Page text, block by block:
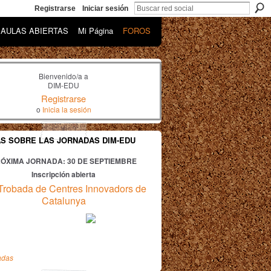
Registrarse Iniciar sesión
AULAS ABIERTAS Mi Página FOROS
Bienvenido/a a
DIM-EDU
Registrarse
o Inicia la sesión
SOBRE LAS JORNADAS DIM-EDU
JORNADA: 30 DE SEPTIEMBRE
Inscripción abierta
de Centres Innovadors de
Catalunya